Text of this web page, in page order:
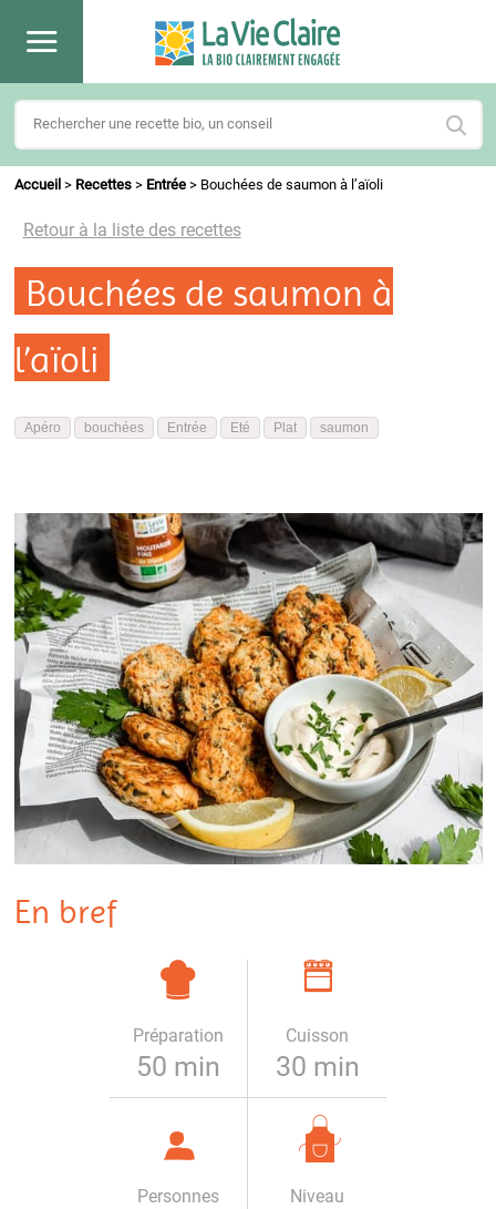
Accueil > Recettes> Entrée> Bouchées de saumon à l’aïoli
Retour à la liste des recettes
Bouchées de saumon à
l’aïoli
Apéro bouchées Entrée Eté Plat saumon
En bref
Préparation
50 min
Cuisson
30 min
Personnes Niveau